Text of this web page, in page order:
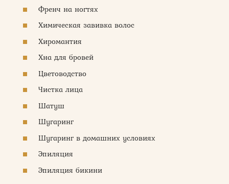
Френч на ногтях
Химическая завивка волос
Хиромантия
Хна для бровей
Цветоводство
Чистка лица
Шатуш
Шугаринг
Шугаринг в домашних условиях
Эпиляция
Эпиляция бикини